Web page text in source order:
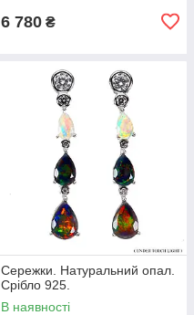
6 780 ₴
Сережки. Натуральний опал.
Срібло 925.
В наявності